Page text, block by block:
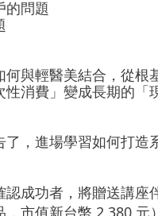
的問題
何與輕醫美結合，從根
性消費」變成長期的「
，進場學習如何打造
認成功者，將贈送講座
，市值新台幣 2,380 元